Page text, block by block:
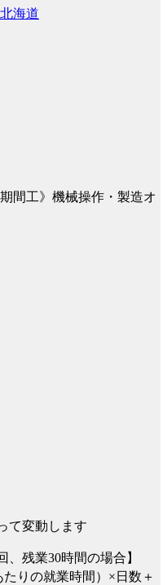
海道
間工》機械操作・製造オ
て変動します
、残業30時間の場合】
りの就業時間）×日数＋